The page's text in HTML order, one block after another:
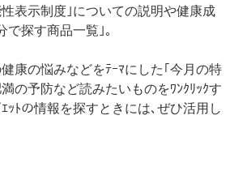
表示制度｣についての説明や健康成
で探す商品一覧｣｡
康の悩みなどをﾃｰﾏにした｢今月の特
の予防など読みたいものをﾜﾝｸﾘｯｸす
ｯﾄの情報を探すときには､ぜひ活用し